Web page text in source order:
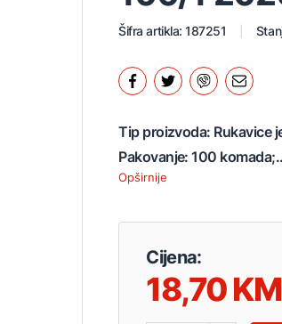
Šifra artikla: 187251
Tip proizvoda: Rukavice
Pakovanje: 100
Opširnije
Cijena:
18,70